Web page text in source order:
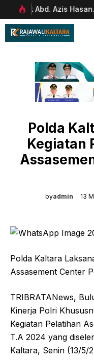
Langsung
ke
Pimpinan Divisi
Management
Digitalisasi
Polda
Kegiatan
byadmin 13
Polda Kaltara
Assasement Center
TRIBRATANews,
Kinerja Polri
Kegiatan Pelatihan
T.A 2024 yang
Kaltara, Senin (13/5/